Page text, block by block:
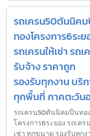
รถเครน50ตันนิค
ทองโครงการ6ระย
รถเครนให้เช่า รถเ
รับจ้าง ราคาถูก
รองรับทุกงาน บริ
ทุกพื้นที่ ภาคตะวัน
รถเครน50ตันนิคมปิ่นทอง
โครงการ6ระยอง รถเคร
เช่า ทุกขนาด รองรับทุกง